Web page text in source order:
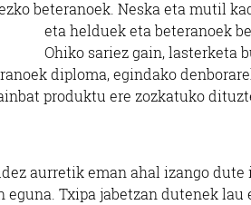
beteranoek. Neska eta mutil
eta helduek eta beteranoek
Ohiko sariez gain, lasterketa
diploma, egindako
produktu ere zozkatuko
aurretik eman ahal izango
eguna. Txipa jabetzan dutenek